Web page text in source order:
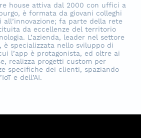
house attiva dal 2000 con uffici a
è formata da giovani colleghi
all’innovazione; fa parte della rete
da eccellenze del territorio
L’azienda, leader nel settore
è specializzata nello sviluppo di
l’app è protagonista, ed oltre ai
realizza progetti custom per
specifiche dei clienti, spaziando
e dell’AI.